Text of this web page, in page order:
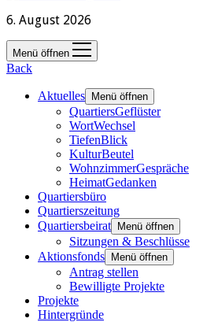
6. August 2026
Menü öffnen
Back
Aktuelles Menü öffnen
QuartiersGeflüster
WortWechsel
TiefenBlick
KulturBeutel
WohnzimmerGespräche
HeimatGedanken
Quartiersbüro
Quartierszeitung
Quartiersbeirat
Menü öffnen
Sitzungen & Beschlüsse
Aktionsfonds
Menü öffnen
Antrag stellen
Bewilligte Projekte
Projekte
Hintergründe